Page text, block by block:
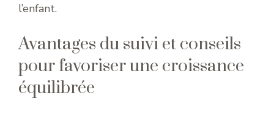
l’enfant.
Avantages du suivi et conseils
pour favoriser une croissance
équilibrée